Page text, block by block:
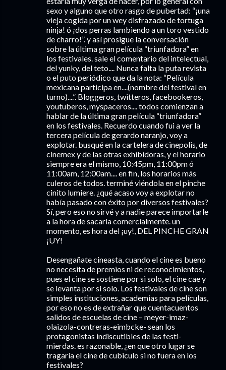
sexo y alguno que otro rasgo de pubertad: “¡una
vieja cogida por un wey disfrazado de tortuga
ninja! ó ¡dos perras lambiendo a un toro vestido
de charro!”. y así prosigue la conversación
sobre la última gran película “triunfadora” en
los festivales. sale el comentario del intelectual,
del yunky, del teto.... Nunca falta la puta revista
o el puto periódico que da la nota: “Película
mexicana participa en....(nombre del festival en
turno)....”. Bloggeros, twitteros, facebookeros,
youtuberos, myspaceros.... todos comienzan a
hablar de la última gran película “triunfadora”
en los festivales. Recuerdo cuando fui a ver la
tercera película de gerardo naranjo, voy a
explotar. busqué en la cartelera de cinepolis, de
cinemex y de las otras exhibidoras, y el horario
siempre era el mismo, 10:45pm, 11:00pm ó
11:00am, 12:00am.... en fin, los horarios más
culeros de todos. terminé viéndola en el pinche
cinito lumiere. ¿qué acaso voy a explotar no
había pasado con éxito por diversos festivales?
Sí, pero eso no sirvé y a nadie parece importarle
a la hora de sacarla comercialmente. un
momento, es hora del ¡uy!, DEL PINCHE GRAN
¡UY!
Desengañate cineasta, cuando el cine es bueno
no necesita de premios ni de reconocimientos,
pues el cine se sostiene por si solo, el cine cae y
se levanta por si solo. Los festivales de cine son
simples instituciones, academias para películas,
por eso no es de extrañar que cuentacuentos
salidos de escuelas de cine – meyer-imaz-
olaizola-contreras-eimbcke- sean los
protagonistas indiscutibles de las festi-
mierdas. es razonable, ¿en que otro lugar se
tragaría el cine de cubiculo si no fuera en los
festivales?